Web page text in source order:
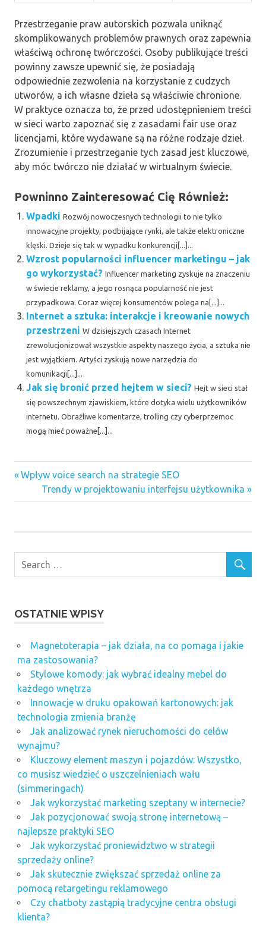
Przestrzeganie praw autorskich pozwala uniknąć
skomplikowanych problemów prawnych oraz zapewnia
właściwą ochronę twórczości. Osoby publikujące treści
powinny zawsze upewnić się, że posiadają
odpowiednie zezwolenia na korzystanie z cudzych
utworów, a ich własne dzieła są właściwie chronione.
W praktyce oznacza to, że przed udostępnieniem treści
w sieci warto zapoznać się z zasadami fair use oraz
licencjami, które wydawane są na różne rodzaje dzieł.
Zrozumienie i przestrzeganie tych zasad jest kluczowe,
aby móc twórczo nie działać w wirtualnym świecie.
Powninno Zainteresować Cię Również:
Wpadki Rozwój nowoczesnych technologii to nie tylko
innowacyjne projekty, podbijające rynki, ale także elektroniczne
klęski. Dzieje się tak w wypadku konkurencji[...]...
Wzrost popularności influencer marketingu – jak
go wykorzystać? Influencer marketing zyskuje na znaczeniu
w świecie reklamy, a jego rosnąca popularność nie jest
przypadkowa. Coraz więcej konsumentów polega na[...]...
Internet a sztuka: interakcje i kreowanie nowych
przestrzeni W dzisiejszych czasach Internet
zrewolucjonizował wszystkie aspekty naszego życia, a sztuka nie
jest wyjątkiem. Artyści zyskują nowe narzędzia do
komunikacji[...]...
Jak się bronić przed hejtem w sieci? Hejt w sieci stał
się powszechnym zjawiskiem, które dotyka wielu użytkowników
internetu. Obraźliwe komentarze, trolling czy cyberprzemoc
mogą mieć poważne[...]...
Nawigacja
wpisu
Previous
Wpływ voice search na strategie SEO
Next
Post:
Trendy w projektowaniu interfejsu użytkownika
OSTATNIE WPISY
Magnetoterapia – jak działa, na co pomaga i jakie
ma zastosowania?
Stylowe komody: jak wybrać idealny mebel do
każdego wnętrza
Innowacje w druku opakowań kartonowych: jak
technologia zmienia branżę
Jak analizować rynek nieruchomości do celów
wynajmu?
Kluczowy element maszyn i pojazdów: Wszystko,
co musisz wiedzieć o uszczelnieniach wału
(simmeringach)
Jak wykorzystać marketing szeptany w internecie?
Jak pozycjonować swoją stronę internetową –
najlepsze praktyki SEO
Jak wykorzystać proniewidztwo w strategii
sprzedaży online?
Jak skutecznie zwiększać sprzedaż online za
pomocą retargetingu reklamowego
Czy chatboty zastąpią tradycyjne centra obsługi
klienta?